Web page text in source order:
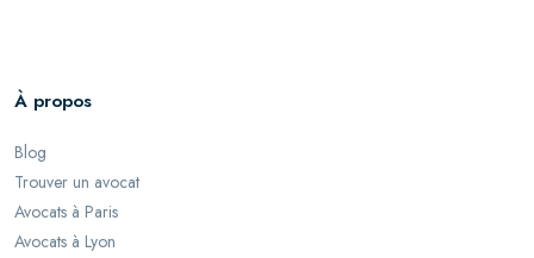
À propos
Blog
Trouver un avocat
Avocats à Paris
Avocats à Lyon